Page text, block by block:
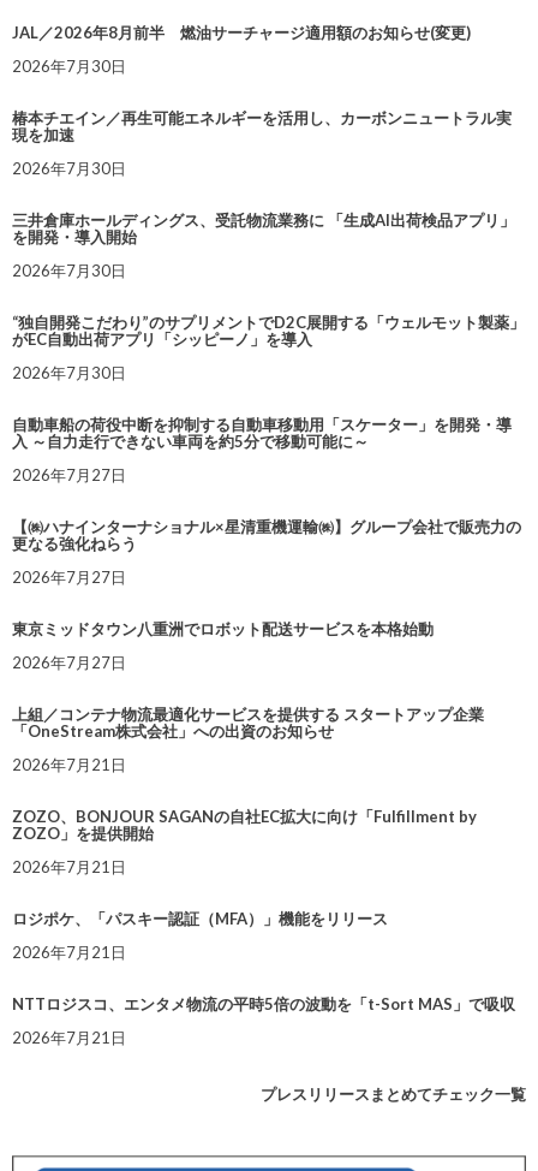
JAL／2026年8月前半 燃油サーチャージ適用額のお知らせ(変更)
2026年7月30日
椿本チエイン／再生可能エネルギーを活用し、カーボンニュートラル実
現を加速
2026年7月30日
三井倉庫ホールディングス、受託物流業務に 「生成AI出荷検品アプリ」
を開発・導入開始
2026年7月30日
“独自開発こだわり”のサプリメントでD2C展開する「ウェルモット製薬」
がEC自動出荷アプリ「シッピーノ」を導入
2026年7月30日
自動車船の荷役中断を抑制する自動車移動用「スケーター」を開発・導
入 ～自力走行できない車両を約5分で移動可能に～
2026年7月27日
【㈱ハナインターナショナル×星清重機運輸㈱】グループ会社で販売力の
更なる強化ねらう
2026年7月27日
東京ミッドタウン八重洲でロボット配送サービスを本格始動
2026年7月27日
上組／コンテナ物流最適化サービスを提供する スタートアップ企業
「OneStream株式会社」への出資のお知らせ
2026年7月21日
ZOZO、BONJOUR SAGANの自社EC拡大に向け「Fulfillment by
ZOZO」を提供開始
2026年7月21日
ロジポケ、「パスキー認証（MFA）」機能をリリース
2026年7月21日
NTTロジスコ、エンタメ物流の平時5倍の波動を「t-Sort MAS」で吸収
2026年7月21日
プレスリリースまとめてチェック一覧